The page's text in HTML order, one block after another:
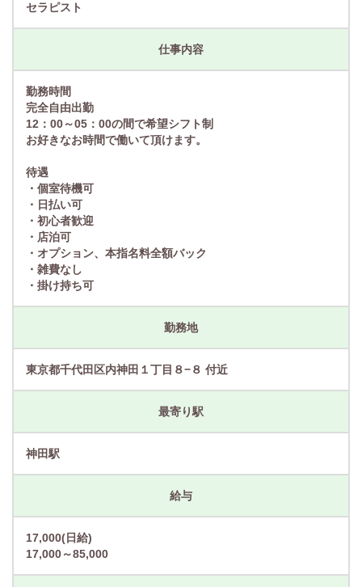
セラピスト
仕事内容
勤務時間
完全自由出勤
12：00～05：00の間で希望シフト制
お好きなお時間で働いて頂けます。
待遇
・個室待機可
・日払い可
・初心者歓迎
・店泊可
・オプション、本指名料全額バック
・雑費なし
・掛け持ち可
勤務地
東京都千代田区内神田１丁目８−８ 付近
最寄り駅
神田駅
給与
17,000(日給)
17,000～85,000